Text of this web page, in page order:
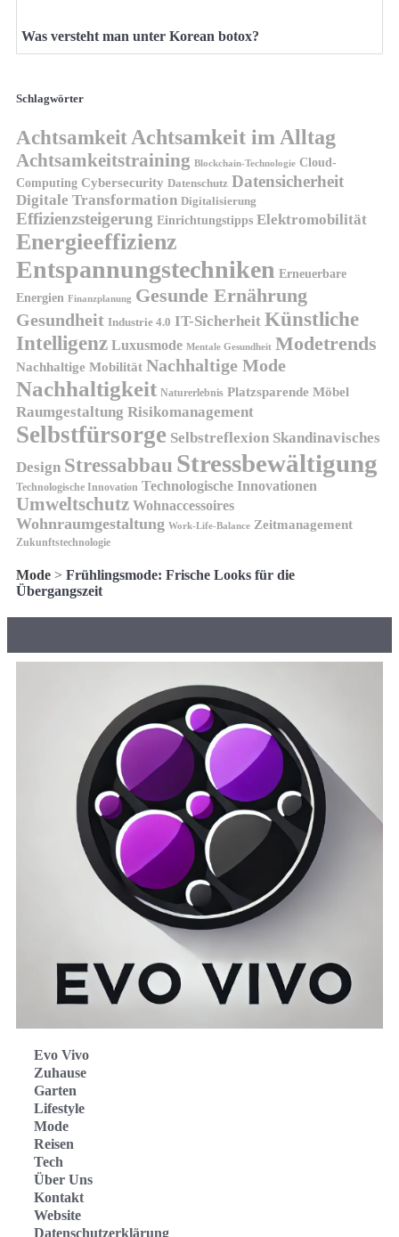
Was versteht man unter Korean botox?
Schlagwörter
AchtsamkeitAchtsamkeit im Alltag
Achtsamkeitstraining Blockchain-Technologie Cloud-
Computing Cybersecurity Datenschutz Datensicherheit
Digitale Transformation Digitalisierung
Effizienzsteigerung Einrichtungstipps Elektromobilität
Energieeffizienz
Entspannungstechniken Erneuerbare
Energien Finanzplanung Gesunde Ernährung
Gesundheit Industrie 4.0 IT-Sicherheit Künstliche
Intelligenz Luxusmode Mentale Gesundheit Modetrends
Nachhaltige Mobilität Nachhaltige Mode
Nachhaltigkeit Naturerlebnis Platzsparende Möbel
Raumgestaltung Risikomanagement
Selbstfürsorge Selbstreflexion Skandinavisches
Design Stressabbau Stressbewältigung
Technologische Innovation Technologische Innovationen
Umweltschutz Wohnaccessoires
Wohnraumgestaltung Work-Life-Balance Zeitmanagement
Zukunftstechnologie
Mode > Frühlingsmode: Frische Looks für die
Übergangszeit
Evo Vivo
Zuhause
Garten
Lifestyle
Mode
Reisen
Tech
Über Uns
Kontakt
Website
Datenschutzerklärung